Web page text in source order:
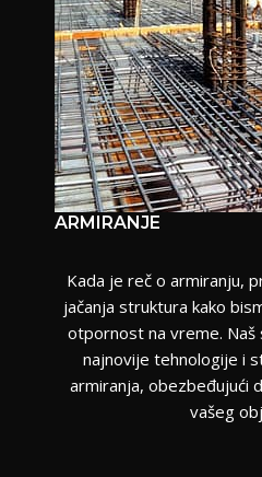
ARMIRANJE
Kada je reč o armiranju,
jačanja struktura kako
otpornost na vreme.
najnovije tehnologije i
armiranja, obezbeđujući
vašeg